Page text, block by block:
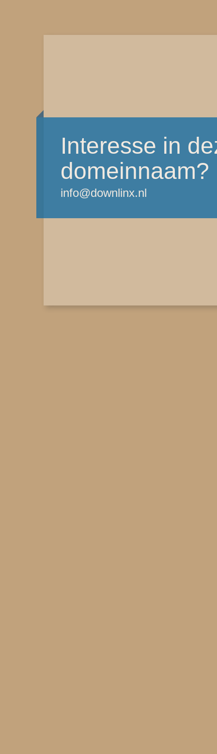
Interesse in
domeinnaam?
info@downlinx.nl